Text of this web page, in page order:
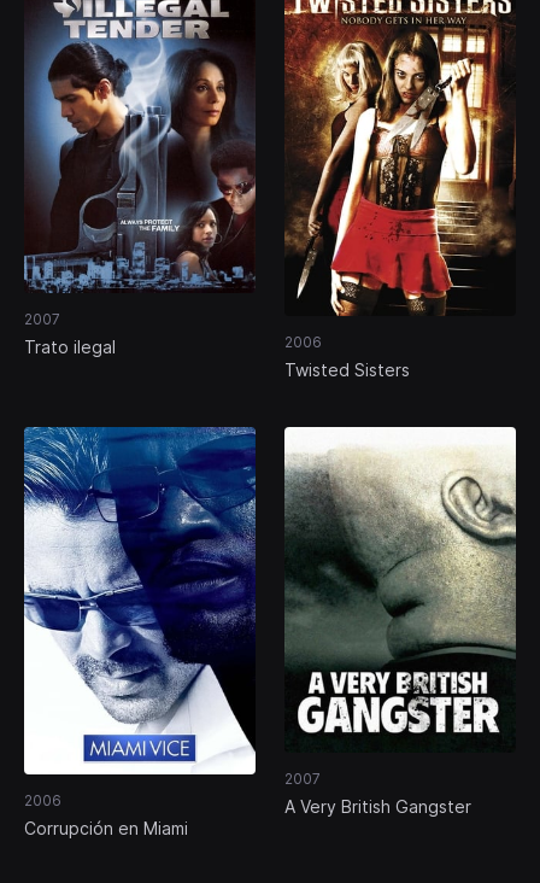
2007
Trato ilegal 2006
Twisted Sisters
2006
Corrupción en Miami
2007
A Very British Gangster